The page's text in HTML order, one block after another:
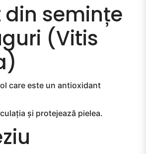
din semințe
(Vitis
care este un antioxidant
și protejează pielea.